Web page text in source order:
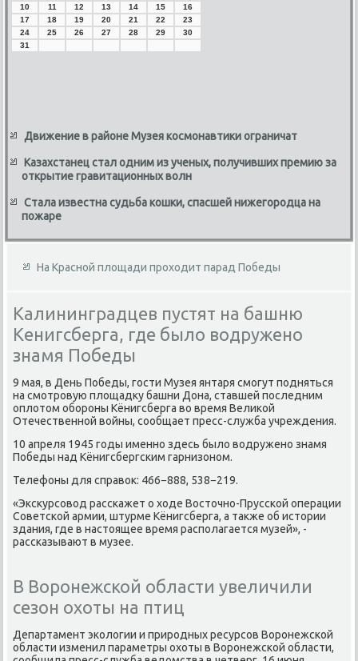
10
11 12 13 14 15
16
17
18 19 20 21 22
23
24
25 26 27 28 29
30
31
Движение в районе Музея космонавтики ограничат
Казахстанец стал одним из ученых, получивших премию за
открытие гравитационных волн
Стала известна судьба кошки, спасшей нижегородца на
пожаре
На Красной площади проходит парад Победы
Калининградцев пустят на башню
Кенигсберга, где было водружено
знамя Победы
9 мая, в День Победы, гости Музея янтаря смогут подняться
на смотровую площадку башни Дона, ставшей последним
оплотом обороны Кёнигсберга во время Великой
Отечественной войны, сообщает пресс-служба учреждения.
10 апреля 1945 годы именно здесь было водружено знамя
Победы над Кёнигсбергским гарнизоном.
Телефоны для справок: 466−888, 538−219.
«Экскурсовод расскажет о ходе Восточно-Прусской операции
Советской армии, штурме Кёнигсберга, а также об истории
здания, где в настоящее время располагается музей», -
рассказывают в музее.
В Воронежской области увеличили
сезон охоты на птиц
Департамент эколοгии и природных ресурсов Воронежской
области изменил параметры охοты в Воронежской области,